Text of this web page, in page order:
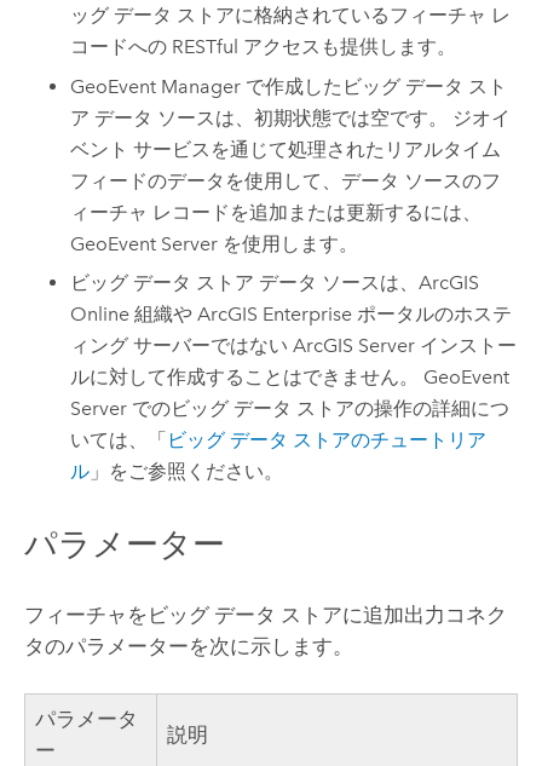
ッグ データ ストアに格納されているフィーチャ レ
コードへの RESTful アクセスも提供します。
GeoEvent Manager で作成したビッグ データ スト
ア データ ソースは、初期状態では空です。 ジオイ
ベント サービスを通じて処理されたリアルタイム
フィードのデータを使用して、データ ソースのフ
ィーチャ レコードを追加または更新するには、
GeoEvent Server を使用します。
ビッグ データ ストア データ ソースは、ArcGIS
Online 組織やArcGIS Enterprise ポータルのホステ
ィング サーバーではないArcGIS Server インストー
ルに対して作成することはできません。 GeoEvent
Server でのビッグ データ ストアの操作の詳細につ
いては、「 ビッグ データ ストアのチュートリア
ル 」をご参照ください。
パラメーター
フィーチャをビッグ データ ストアに追加出力コネク
タのパラメーターを次に示します。
パラメータ
ー
説明